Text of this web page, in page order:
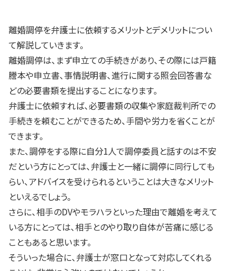
離婚調停を弁護士に依頼するメリットとデメリットについ
て解説していきます。
離婚調停は、まず申立ての手続きがあり、その際には戸籍
謄本や申立書、事情説明書、進行に関する照会回答書な
どの必要書類を提出することになります。
弁護士に依頼すれば、必要書類の収集や家庭裁判所での
手続きを頼むことができるため、手間や労力を省くことが
できます。
また、調停をする際に自分1人で調停委員と話すのは不安
だという方にとっては、弁護士と一緒に調停に同行しても
らい、アドバイスを受けられるということは大きなメリット
といえるでしょう。
さらに、相手のDVやモラハラといった理由で離婚を考えて
いる方にとっては、相手とのやり取り自体が苦痛に感じる
こともあると思います。
そういった場合に、弁護士が窓口となって対応してくれる